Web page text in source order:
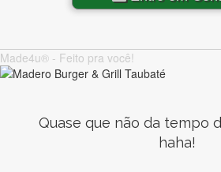
Made4u® - Feito pra você!
Quase que não da tempo
haha!